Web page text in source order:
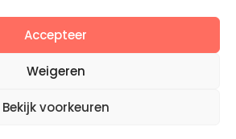
Accepteer
Weigeren
Bekijk voorkeuren
View on Instagram